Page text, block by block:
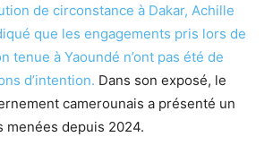
de circonstance à Dakar, Achille
que les engagements pris lors de
tenue à Yaoundé n’ont pas été de
d’intention. Dans son exposé, le
camerounais a présenté un
menées depuis 2024.